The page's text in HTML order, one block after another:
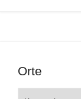
Orte